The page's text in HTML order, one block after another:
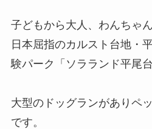
子どもから大人、わんちゃ
日本屈指のカルスト台地・
験パーク「ソラランド平尾台
大型のドッグランがありペ
です。